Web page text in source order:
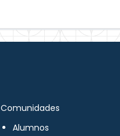
Comunidades
Alumnos